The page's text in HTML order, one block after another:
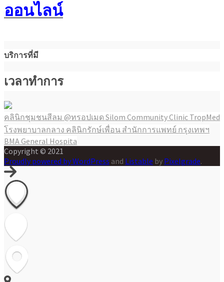
ออนไลน์
บริการที่มี
เวลาทำการ
แนะแนว
เรื่อง
คลินิกชุมชนสีลม @ทรอปเมด Silom Community Clinic TropMed
โรงพยาบาลกลาง คลินิกรักษ์เพื่อน สำนักการแพทย์ กรุงเทพฯ
BMA General Hospita
Copyright © 2021
Proudly powered by WordPress and Listable by Pixelgrade.